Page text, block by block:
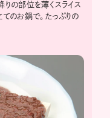
りの部位を薄くスライス
てのお鍋で。たっぷりの